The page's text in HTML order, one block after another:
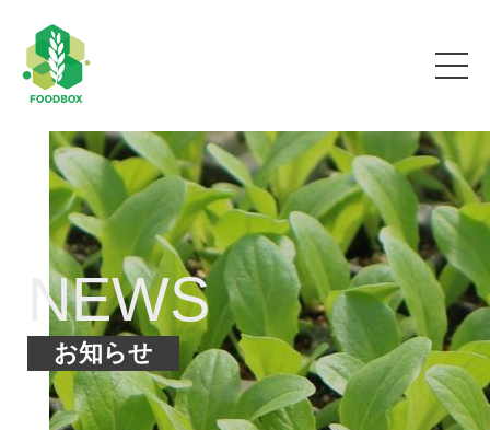
NEWS
お知らせ